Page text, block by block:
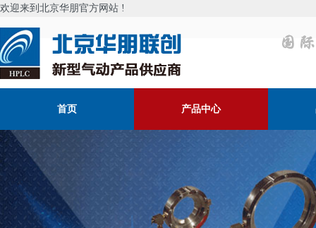
欢迎来到北京华朋官方网站 !
首页 产品中心